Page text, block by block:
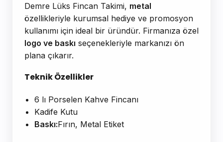
Demre Lüks Fincan Takimi, metal
özellikleriyle kurumsal hediye ve promosyon
kullanımı için ideal bir üründür. Firmanıza özel
logo ve baskı seçenekleriyle markanızı ön
plana çıkarır.
Teknik Özellikler
6 lı Porselen Kahve Fincanı
Kadife Kutu
Baskı:Fırın, Metal Etiket